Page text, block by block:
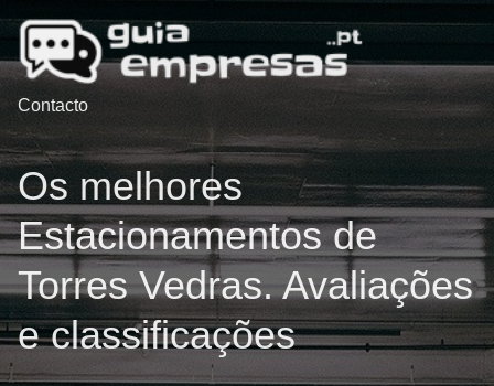
Contacto
Os melhores
Estacionamentos de
Torres Vedras. Avaliações
e classificações